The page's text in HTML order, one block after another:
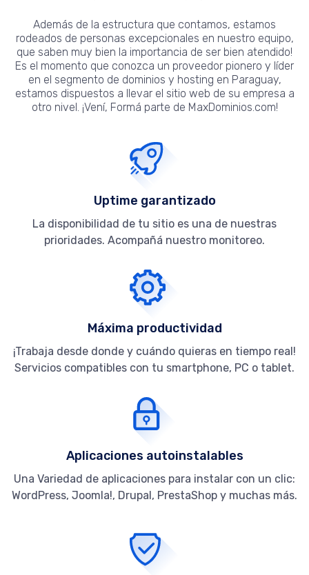
Además de la estructura que contamos, estamos
rodeados de personas excepcionales en nuestro equipo,
que saben muy bien la importancia de ser bien atendido!
Es el momento que conozca un proveedor pionero y líder
en el segmento de dominios y hosting en Paraguay,
estamos dispuestos a llevar el sitio web de su empresa a
otro nivel. ¡Vení, Formá parte de MaxDominios.com!
Uptime garantizado
La disponibilidad de tu sitio es una de nuestras
prioridades. Acompañá nuestro monitoreo.
Máxima productividad
¡Trabaja desde donde y cuándo quieras en tiempo real!
Servicios compatibles con tu smartphone, PC o tablet.
Aplicaciones autoinstalables
Una Variedad de aplicaciones para instalar con un clic:
WordPress, Joomla!, Drupal, PrestaShop y muchas más.